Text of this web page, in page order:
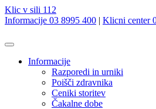
Klic v sili 112
Informacije 03 8995 400 | Klicni center
Informacije
Razporedi in urniki
Poišči zdravnika
Ceniki storitev
Čakalne dobe